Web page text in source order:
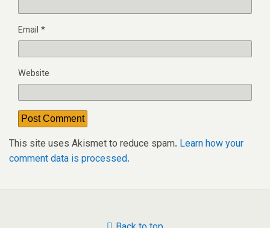
Email *
Website
This site uses Akismet to reduce spam. Learn how your
comment data is processed.